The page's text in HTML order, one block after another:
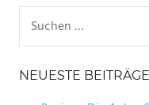
nach:
NEUESTE BEITRÄGE